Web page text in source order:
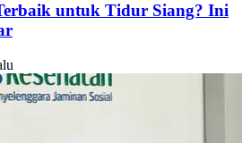
untuk Tidur Siang? Ini